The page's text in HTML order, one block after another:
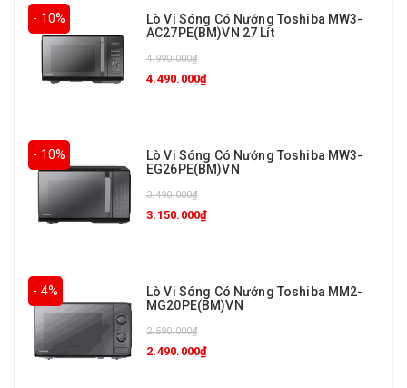
- 10%
Lò Vi Sóng Có Nướng Toshiba MW3-
AC27PE(BM)VN 27 Lít
4.990.000₫
4.490.000₫
- 10%
Lò Vi Sóng Có Nướng Toshiba MW3-
EG26PE(BM)VN
3.490.000₫
3.150.000₫
- 4%
Lò Vi Sóng Có Nướng Toshiba MM2-
MG20PE(BM)VN
2.590.000₫
2.490.000₫